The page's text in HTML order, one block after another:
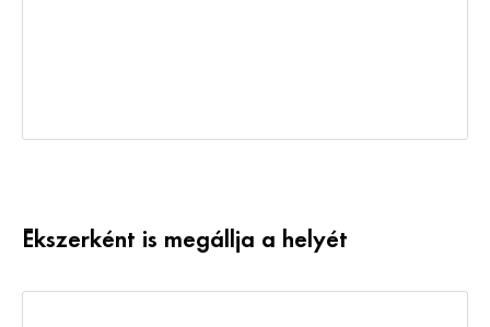
Ékszerként is megállja a helyét